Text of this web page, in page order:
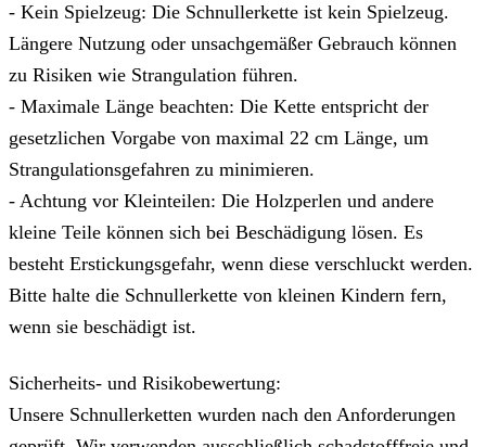
- Kein Spielzeug: Die Schnullerkette ist kein Spielzeug.
Längere Nutzung oder unsachgemäßer Gebrauch können
zu Risiken wie Strangulation führen.
- Maximale Länge beachten: Die Kette entspricht der
gesetzlichen Vorgabe von maximal 22 cm Länge, um
Strangulationsgefahren zu minimieren.
- Achtung vor Kleinteilen: Die Holzperlen und andere
kleine Teile können sich bei Beschädigung lösen. Es
besteht Erstickungsgefahr, wenn diese verschluckt werden.
Bitte halte die Schnullerkette von kleinen Kindern fern,
wenn sie beschädigt ist.
Sicherheits- und Risikobewertung:
Unsere Schnullerketten wurden nach den Anforderungen